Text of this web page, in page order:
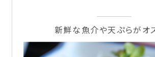
新鮮な魚介や天ぷらがオ